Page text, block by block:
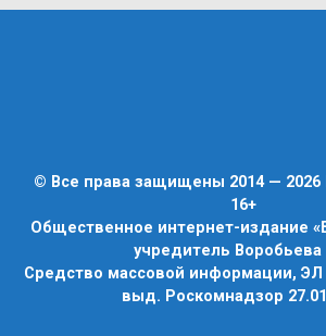
© Все права защищены 2014 — 2026
16+
Общественное интернет-издание
учредитель Воробьева
Средство массовой информации,
выд. Роскомнадзор